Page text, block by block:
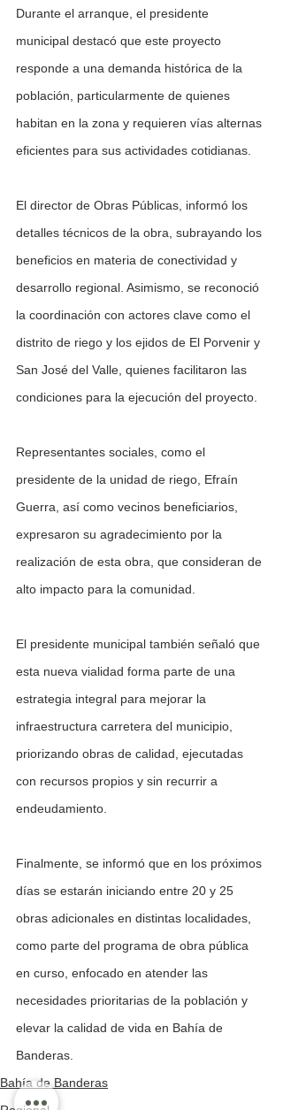
Durante el arranque, el presidente
municipal destacó que este proyecto
responde a una demanda histórica de la
población, particularmente de quienes
habitan en la zona y requieren vías alternas
eficientes para sus actividades cotidianas.
El director de Obras Públicas, informó los
detalles técnicos de la obra, subrayando los
beneficios en materia de conectividad y
desarrollo regional. Asimismo, se reconoció
la coordinación con actores clave como el
distrito de riego y los ejidos de El Porvenir y
San José del Valle, quienes facilitaron las
condiciones para la ejecución del proyecto.
Representantes sociales, como el
presidente de la unidad de riego, Efraín
Guerra, así como vecinos beneficiarios,
expresaron su agradecimiento por la
realización de esta obra, que consideran de
alto impacto para la comunidad.
El presidente municipal también señaló que
esta nueva vialidad forma parte de una
estrategia integral para mejorar la
infraestructura carretera del municipio,
priorizando obras de calidad, ejecutadas
con recursos propios y sin recurrir a
endeudamiento.
Finalmente, se informó que en los próximos
días se estarán iniciando entre 20 y 25
obras adicionales en distintas localidades,
como parte del programa de obra pública
en curso, enfocado en atender las
necesidades prioritarias de la población y
elevar la calidad de vida en Bahía de
Banderas.
Bahía de Banderas